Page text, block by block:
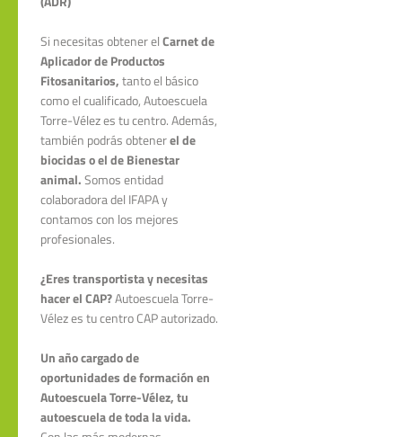
Si necesitas obtener elCarnet de
Aplicador de Productos
Fitosanitarios,tanto el básico
como el cualificado, Autoescuela
Torre-Vélez es tu centro. Además,
también podrás obtenerel de
biocidas o el de Bienestar
animal.Somos entidad
colaboradora del IFAPA y
contamos con los mejores
profesionales.
¿Eres transportista y necesitas
hacer el CAP?Autoescuela Torre-
Vélez es tu centro CAP autorizado.
Un año cargado de
oportunidades de formación en
Autoescuela Torre-Vélez, tu
autoescuela de toda la vida.